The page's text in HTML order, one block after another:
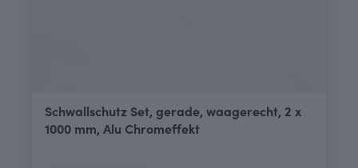
Schwallschutz Set, gerade, waagerecht, 2 x
1000 mm, Alu Chromeffekt